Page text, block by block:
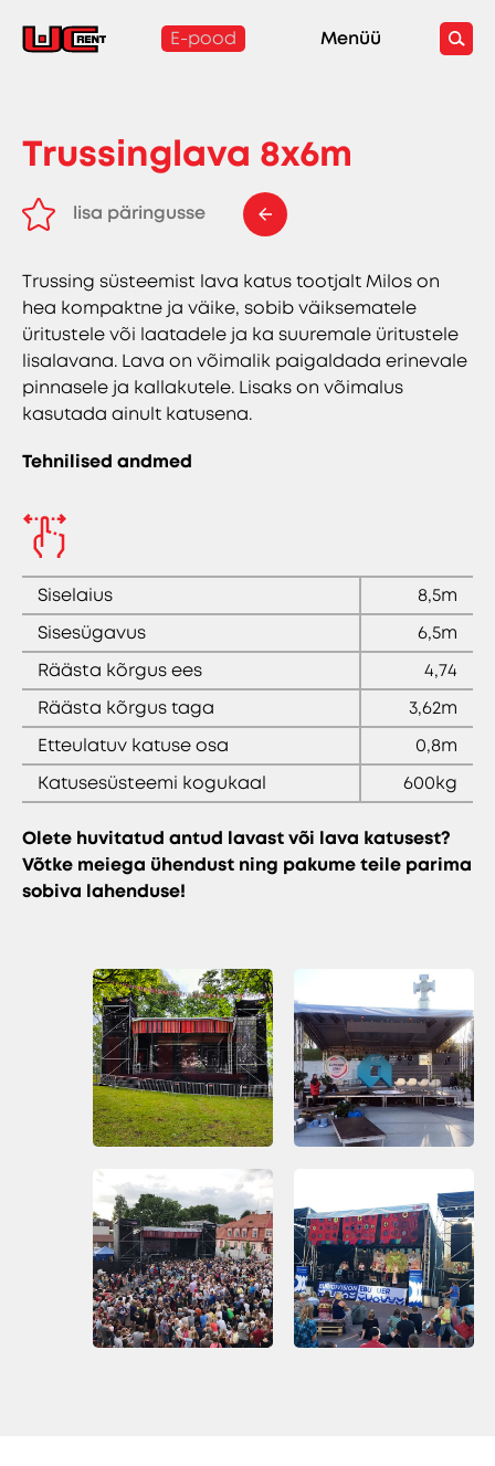
E-pood Menüü
Trussinglava 8x6m
lisa päringusse
Trussing süsteemist lava katus tootjalt Milos on
hea kompaktne ja väike, sobib väiksematele
üritustele või laatadele ja ka suuremale üritustele
lisalavana. Lava on võimalik paigaldada erinevale
pinnasele ja kallakutele. Lisaks on võimalus
kasutada ainult katusena.
Tehnilised andmed
Siselaius
8,5m
Sisesügavus
6,5m
Räästa kõrgus ees
4,74
Räästa kõrgus taga
3,62m
Etteulatuv katuse osa
0,8m
Katusesüsteemi kogukaal
600kg
Olete huvitatud antud lavast või lava katusest?
Võtke meiega ühendust ning pakume teile parima
sobiva lahenduse!